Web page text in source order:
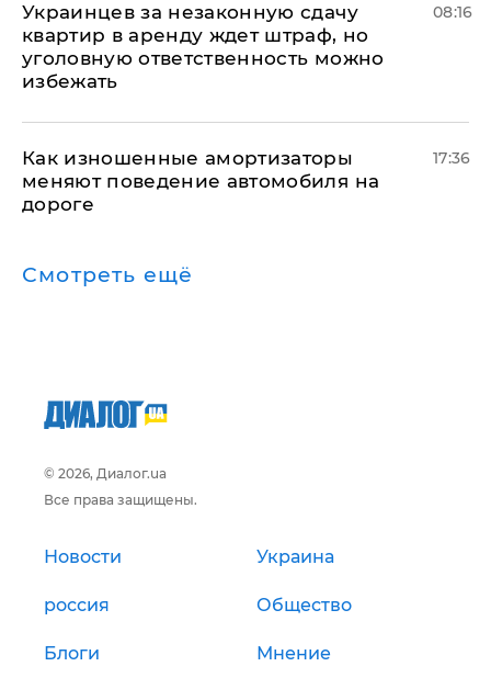
Украинцев за незаконную сдачу
квартир в аренду ждет штраф, но
уголовную ответственность можно
избежать
08:16
Как изношенные амортизаторы
меняют поведение автомобиля на
дороге
17:36
Смотреть ещё
© 2026, Диалог.ua
Все права защищены.
Новости Украина
россия Общество
Блоги Мнение